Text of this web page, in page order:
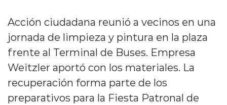
Quienes Somos
Acción ciudadana reunió a vecinos en una
jornada de limpieza y pintura en la plaza
frente al Terminal de Buses. Empresa
Weitzler aportó con los materiales. La
recuperación forma parte de los
preparativos para la Fiesta Patronal de